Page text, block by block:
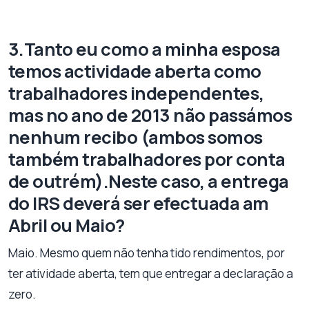
3.Tanto eu como a minha esposa
temos actividade aberta como
trabalhadores independentes,
mas no ano de 2013 não passámos
nenhum recibo (ambos somos
também trabalhadores por conta
de outrém).Neste caso, a entrega
do IRS deverá ser efectuada am
Abril ou Maio?
Maio. Mesmo quem não tenha tido rendimentos, por
ter atividade aberta, tem que entregar a declaração a
zero.